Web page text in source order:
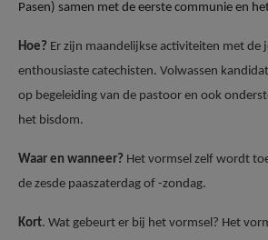
Pasen) samen met de eerste communie en
Hoe? Er zijn maandelijkse activiteiten met de
enthousiaste catechisten. Volwassen
op begeleiding van de pastoor en ook
het bisdom.
Waar en wanneer? Het vormsel zelf wordt
de zesde paaszaterdag of -zondag.
Kort. Wat gebeurt er bij het vormsel? Het